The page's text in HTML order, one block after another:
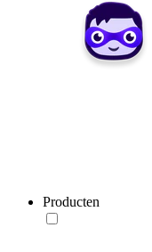
Producten